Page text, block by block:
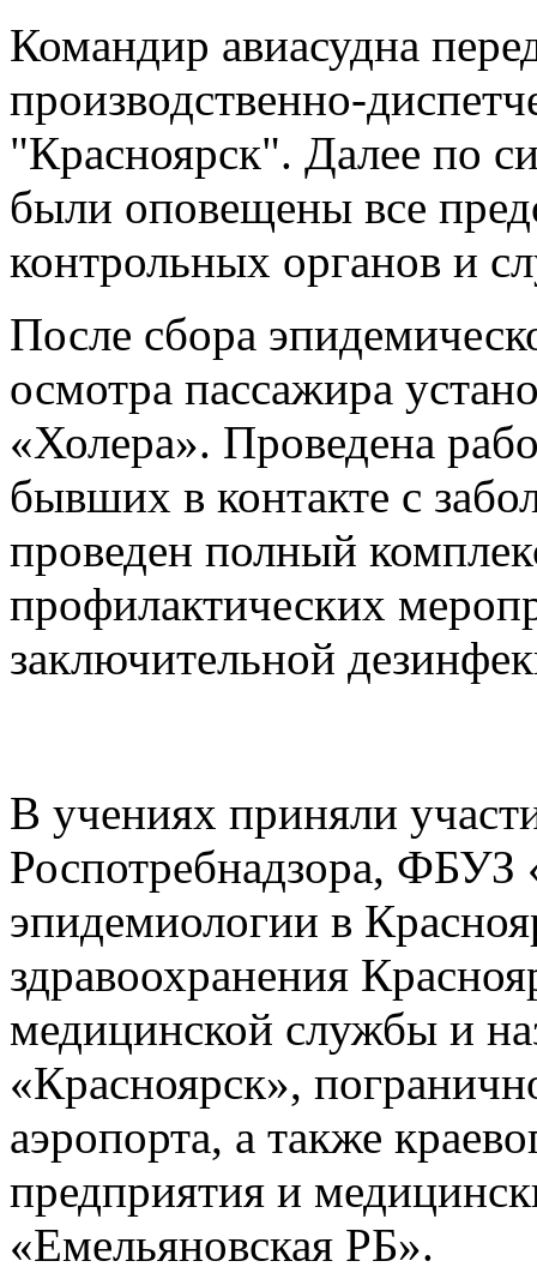
Командир авиасудна
производственно-
"Красноярск". Далее по
были оповещены все
контрольных органов и
После сбора
осмотра пассажира
«Холера». Проведена
бывших в контакте с
проведен полный
профилактических
заключительной
В учениях приняли
Роспотребнадзора, ФБУЗ
эпидемиологии в
здравоохранения
медицинской службы и
«Красноярск»,
аэропорта, а также
предприятия и
«Емельяновская РБ».